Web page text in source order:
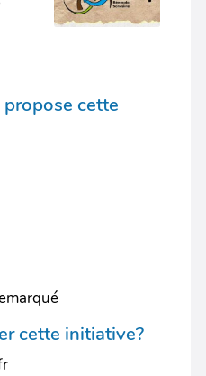
cette
cette initiative?